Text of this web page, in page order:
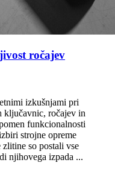
ročajev
izkušnjami pri
ključavnic, ročajev in
funkcionalnosti
strojne opreme
so postali vse
njihovega izpada ...